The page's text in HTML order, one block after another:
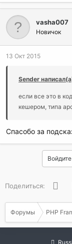
а
к
ц
и
vasha007
Новичок
13 Окт 2015
Sender
если все это в
кешером, типа
Спасобо за
Поделиться:
Форумы PHP